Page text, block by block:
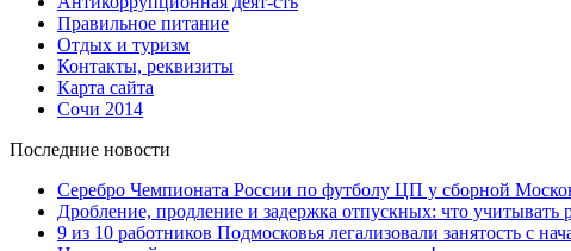
Правильное питание
Отдых и туризм
Контакты, реквизиты
Карта сайта
Сочи 2014
Последние новости
Серебро Чемпионата России по футболу ЦП у сборной
Дробление, продление и задержка отпускных: что учитывать
9 из 10 работников Подмосковья легализовали занятость с